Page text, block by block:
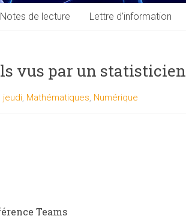
Notes de lecture Lettre d’information
vus par un statisticien
jeudi, Mathématiques, Numérique
Teams